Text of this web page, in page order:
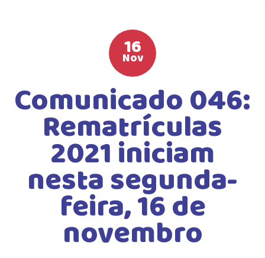
LISTA DE MATERIAIS
CALENDÁRIO ESCOLAR 2026
GUIA DA FAMÍLIA
BOLETOS BANCÁRIOS
16
Nov
Comunicado 046:
Rematrículas
2021 iniciam
nesta segunda-
feira, 16 de
novembro